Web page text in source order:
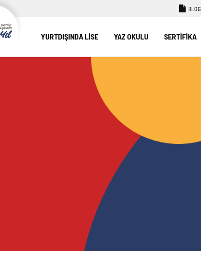
BLOG
YURTDIŞINDA LİSE YAZ OKULU SERTİFİKA